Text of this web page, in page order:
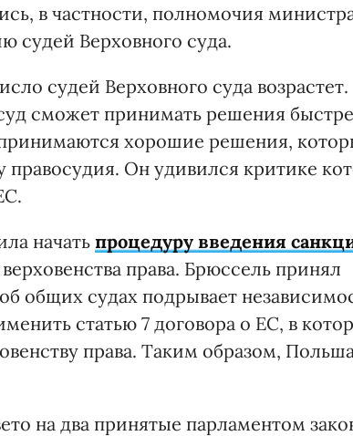
в частности, полномочия
судей Верховного суда.
судей Верховного суда возрастет.
сможет принимать решения
хорошие решения,
Он удивился критике
начать процедуру введения
права. Брюссель принял
общих судах подрывает
статью 7 договора о ЕС, в
права. Таким образом, Польша
на два принятые парламентом